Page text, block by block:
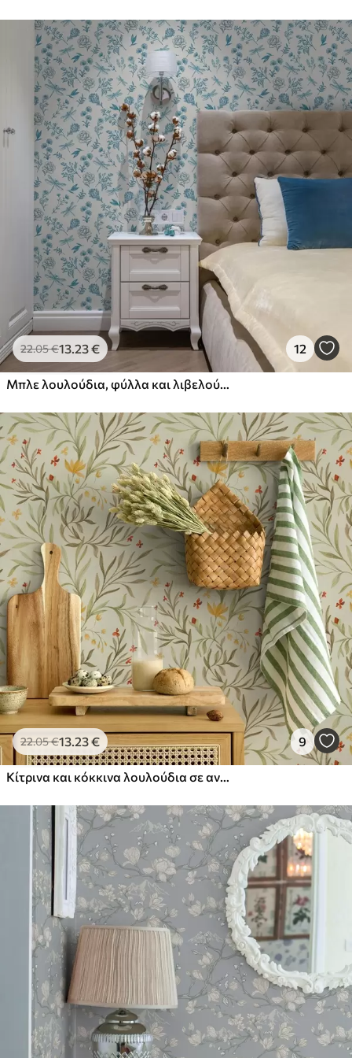
Πρόσθετες
επιλογές
Μπορείτε να προσθέσετε μια
επίστρωση βερνικιού και/ή κόλλα
ταπετσαρίας.
Καθαρισμός
Η ταπετσαρία μπορεί να καθαριστεί
απαλά με ένα μαλακό σφουγγάρι. Οι
ταπετσαρίες με βερνίκι μπορούν να
καθαριστούν με νερό.
Μέθοδος
εφαρμογής
Απρόσκοπτη εφαρμογή
Διαθέσιμα υλικά
Στάνταρ
44.9826.99€/m²
Πρίμιουμ
Premium βινύλιο
65.00 39.00€/m²
22.05€13.23€ 12
Μπλε λουλούδια, φύλλα και λιβελούλες σε λευκό φόντο
22.05€13.23€ 9
Κίτρινα και κόκκινα λουλούδια σε ανοιχτό πράσινο φόντο